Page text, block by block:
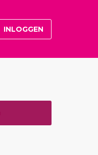
INLOGGEN